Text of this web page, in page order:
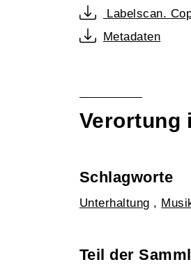
Labelscan.
Metadaten
Verortung
Schlagworte
Unterhaltung ,
Teil der